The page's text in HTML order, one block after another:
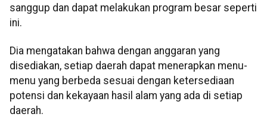
sanggup dan dapat melakukan program besar seperti
ini.
Dia mengatakan bahwa dengan anggaran yang
disediakan, setiap daerah dapat menerapkan menu-
menu yang berbeda sesuai dengan ketersediaan
potensi dan kekayaan hasil alam yang ada di setiap
daerah.